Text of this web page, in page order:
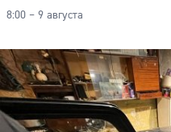
8:00 – 9 августа